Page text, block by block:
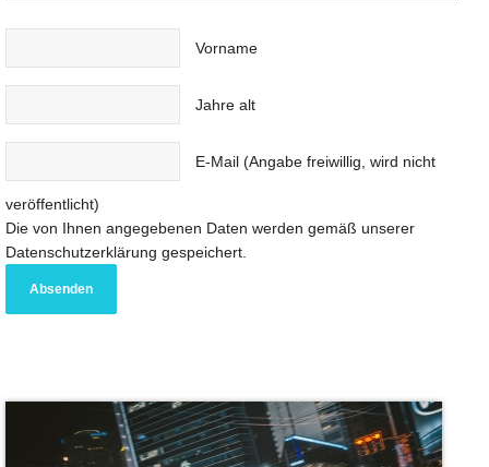
Vorname
Jahre alt
E-Mail (Angabe freiwillig, wird nicht
veröffentlicht)
Die von Ihnen angegebenen Daten werden gemäß unserer
Datenschutzerklärung gespeichert.